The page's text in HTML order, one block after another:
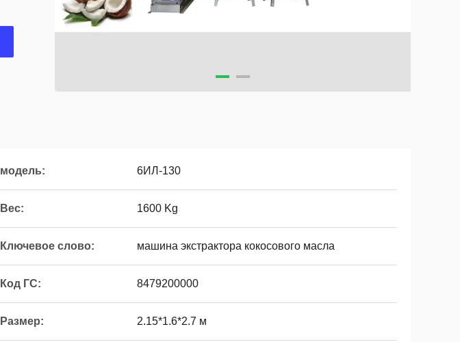
модель: 6ИЛ-130
Вес: 1600 Kg
Ключевое слово: машина экстрактора кокосового масла
Код ГС: 8479200000
Размер: 2.15*1.6*2.7 м